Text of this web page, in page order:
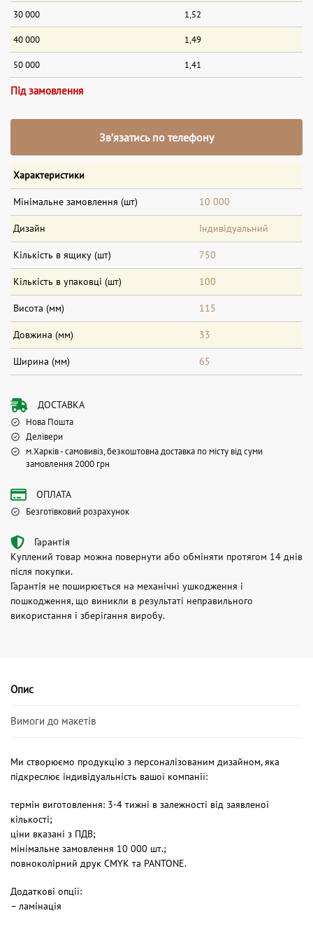
30 000 1,52
40 000 1,49
50 000 1,41
Під замовлення
Зв’язатись по телефону
Характеристики
Мінімальне замовлення (шт) 10 000
Дизайн Індивідуальний
Кількість в ящику (шт) 750
Кількість в упаковці (шт) 100
Висота (мм) 115
Довжина (мм) 33
Ширина (мм) 65
ДОСТАВКА
Нова Пошта
Делівери
м.Харків - самовивіз, безкоштовна доставка по місту від суми
замовлення 2000 грн
ОПЛАТА
Безготівковий розрахунок
Гарантія
Куплений товар можна повернути або обміняти протягом 14 днів
після покупки.
Гарантія не поширюється на механічні ушкодження і
пошкодження, що виникли в результаті неправильного
використання і зберігання виробу.
Опис
Вимоги до макетів
Ми створюємо продукцію з персоналізованим дизайном, яка
підкреслює індивідуальність вашої компанії:
термін виготовлення: 3-4 тижні в залежності від заявленої
кількості;
ціни вказані з ПДВ;
мінімальне замовлення 10 000 шт.;
повноколірний друк CMYK та PANTONE.
Додаткові опції:
– ламінація